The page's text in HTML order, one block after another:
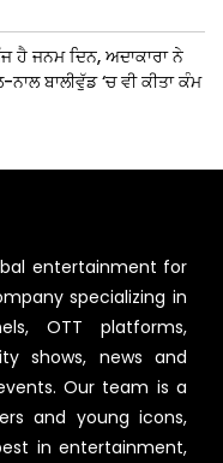
ਹੈ ਜਨਮ ਦਿਨ, ਅਦਾਕਾਰਾ ਨੇ
ਨਾਲ ਬਾਲੀਵੁੱਡ ‘ਚ ਵੀ ਕੀਤਾ ਕੰਮ
entertainment for
specializing in
OTT platforms,
shows, news and
Our team is a
and young icons,
in entertainment,